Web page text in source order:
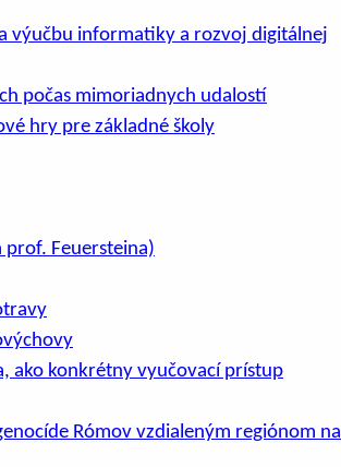
výučbu informatiky a rozvoj digitálnej
počas mimoriadnych udalostí
hry pre základné školy
Feuersteina)
ako konkrétny vyučovací prístup
Rómov vzdialeným regiónom na